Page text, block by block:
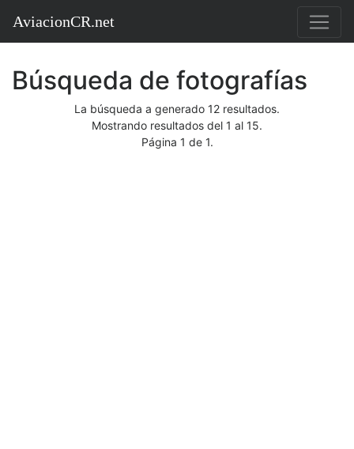
AviacionCR.net
Búsqueda de fotografías
La búsqueda a generado 12 resultados.
Mostrando resultados del 1 al 15.
Página 1 de 1.